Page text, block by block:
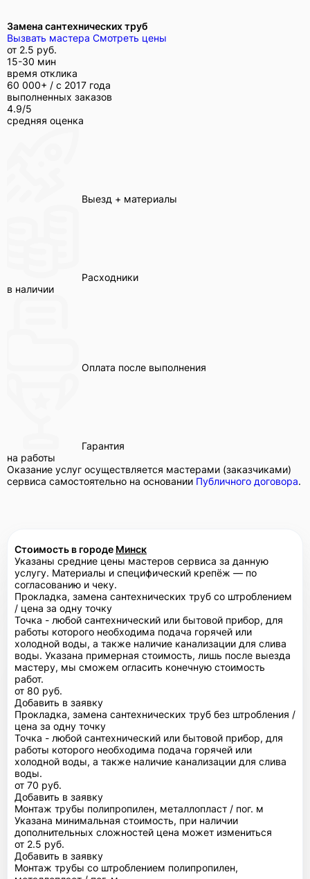
Замена сантехнических труб
Вызвать мастера Смотреть цены
от 2.5 руб.
15-30 мин
время отклика
60 000+ / с 2017 года
выполненных заказов
4.9/5
средняя оценка
Выезд + материалы
Расходники
в наличии
Оплата после выполнения
Гарантия
на работы
Оказание услуг осуществляется мастерами (заказчиками)
сервиса самостоятельно на основании Публичного договора.
Стоимость в городе Минск
Указаны средние цены мастеров сервиса за данную
услугу. Материалы и специфический крепёж — по
согласованию и чеку.
Прокладка, замена сантехнических труб со штроблением
/ цена за одну точку
Точка - любой сантехнический или бытовой прибор, для
работы которого необходима подача горячей или
холодной воды, а также наличие канализации для слива
воды. Указана примерная стоимость, лишь после выезда
мастеру, мы сможем огласить конечную стоимость
работ.
от 80 руб.
Добавить в заявку
Прокладка, замена сантехнических труб без штробления /
цена за одну точку
Точка - любой сантехнический или бытовой прибор, для
работы которого необходима подача горячей или
холодной воды, а также наличие канализации для слива
воды.
от 70 руб.
Добавить в заявку
Монтаж трубы полипропилен, металлопласт / пог. м
Указана минимальная стоимость, при наличии
дополнительных сложностей цена может измениться
от 2.5 руб.
Добавить в заявку
Монтаж трубы со штроблением полипропилен,